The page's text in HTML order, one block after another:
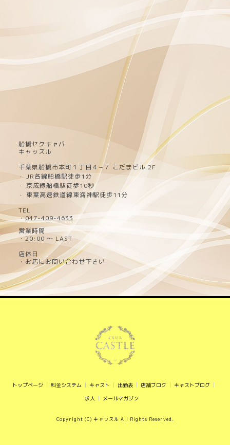
船橋セクキャバ
キャッスル
千葉県船橋市本町１丁目４−７ こだまビル 2F
・JR各線船橋駅徒歩1分
・ 京成線船橋駅徒歩10秒
・
東葉高速鉄道線東海神駅徒歩11分
TEL
・047-409-4633
営業時間
・20:00 ～ LAST
店休日
・お店にお問い合わせ下さい
トップページ 料金システム キャスト 出勤表 店舗ブログ
キャストブログ
求人
メールマガジン
Copyright (C) キャッスル All Rights Reserved.